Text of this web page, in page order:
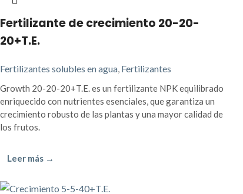
Fertilizante de crecimiento 20-20-
20+T.E.
Fertilizantes solubles en agua, Fertilizantes
Growth 20-20-20+T.E. es un fertilizante NPK equilibrado
enriquecido con nutrientes esenciales, que garantiza un
crecimiento robusto de las plantas y una mayor calidad de
los frutos.
Leer más →